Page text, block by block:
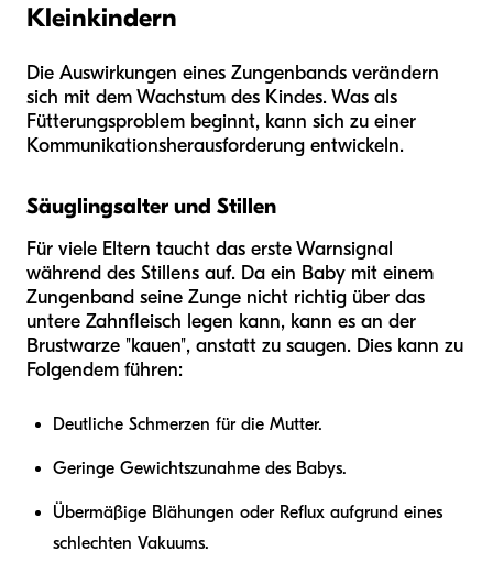
Kleinkindern
Die Auswirkungen eines Zungenbands verändern
sich mit dem Wachstum des Kindes. Was als
Fütterungsproblem beginnt, kann sich zu einer
Kommunikationsherausforderung entwickeln.
Säuglingsalter und Stillen
Für viele Eltern taucht das erste Warnsignal
während des Stillens auf. Da ein Baby mit einem
Zungenband seine Zunge nicht richtig über das
untere Zahnfleisch legen kann, kann es an der
Brustwarze "kauen", anstatt zu saugen. Dies kann zu
Folgendem führen:
Deutliche Schmerzen für die Mutter.
Geringe Gewichtszunahme des Babys.
Übermäßige Blähungen oder Reflux aufgrund eines
schlechten Vakuums.